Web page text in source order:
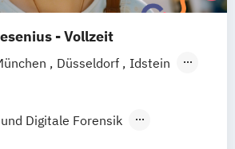
- Vollzeit
Düsseldorf
Idstein
Erfurt
Digitale Forensik